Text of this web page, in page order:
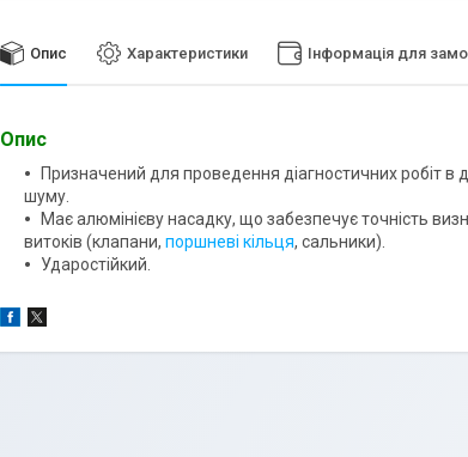
Опис Характеристики Інформація для
Опис
Призначений для проведення діагностичних робіт в
шуму.
Має алюмінієву насадку, що забезпечує точність
витоків (клапани, поршневі кільця, сальники).
Ударостійкий.